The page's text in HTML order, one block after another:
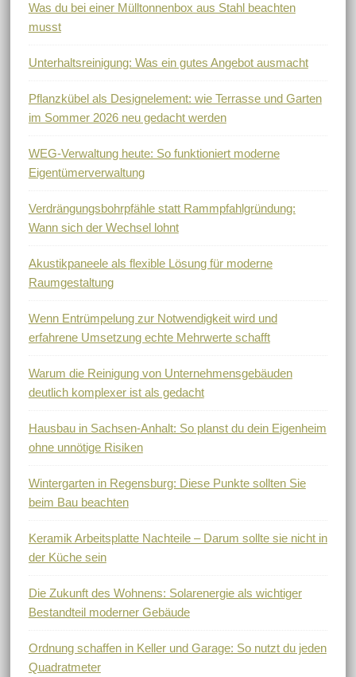
Was du bei einer Mülltonnenbox aus Stahl beachten
musst
Unterhaltsreinigung: Was ein gutes Angebot ausmacht
Pflanzkübel als Designelement: wie Terrasse und Garten
im Sommer 2026 neu gedacht werden
WEG-Verwaltung heute: So funktioniert moderne
Eigentümerverwaltung
Verdrängungsbohrpfähle statt Rammpfahlgründung:
Wann sich der Wechsel lohnt
Akustikpaneele als flexible Lösung für moderne
Raumgestaltung
Wenn Entrümpelung zur Notwendigkeit wird und
erfahrene Umsetzung echte Mehrwerte schafft
Warum die Reinigung von Unternehmensgebäuden
deutlich komplexer ist als gedacht
Hausbau in Sachsen-Anhalt: So planst du dein Eigenheim
ohne unnötige Risiken
Wintergarten in Regensburg: Diese Punkte sollten Sie
beim Bau beachten
Keramik Arbeitsplatte Nachteile – Darum sollte sie nicht in
der Küche sein
Die Zukunft des Wohnens: Solarenergie als wichtiger
Bestandteil moderner Gebäude
Ordnung schaffen in Keller und Garage: So nutzt du jeden
Quadratmeter